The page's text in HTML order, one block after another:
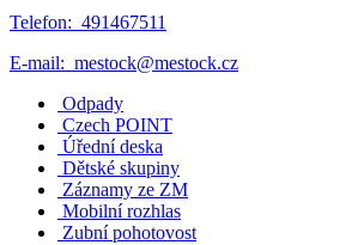
Telefon: 491467511
E-mail: mestock@mestock.cz
Odpady
Czech POINT
Úřední deska
Dětské skupiny
Záznamy ze ZM
Mobilní rozhlas
Zubní pohotovost